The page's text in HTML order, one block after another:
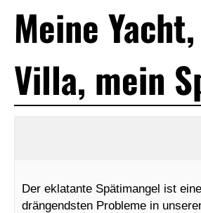
Meine
Villa, mein
Der eklatante Spätimangel ist
drängendsten Probleme in